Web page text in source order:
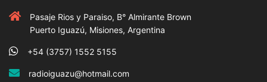
Pasaje Rios y Paraiso, B° Almirante Brown
Puerto Iguazú, Misiones, Argentina
+54 (3757) 1552 5155
radioiguazu@hotmail.com